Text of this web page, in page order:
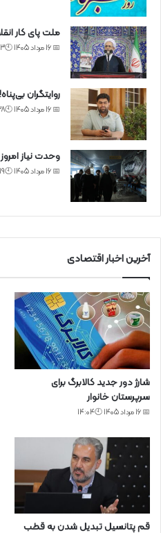
ملت پای کار
📅 16 مرداد 1405 🕙16:13
روایتگران بی‌پناه!
📅 16 مرداد 1405 🕙14:38
وحدت نیاز
📅 16 مرداد 1405 🕙14:19
آخرین اخبار اقتصادی
شارژ دور جدید کالابرگ برای
سرپرستان خانوار
📅 16 مرداد 1405 🕙14:04
قم پتانسیل تبدیل شدن به قطب